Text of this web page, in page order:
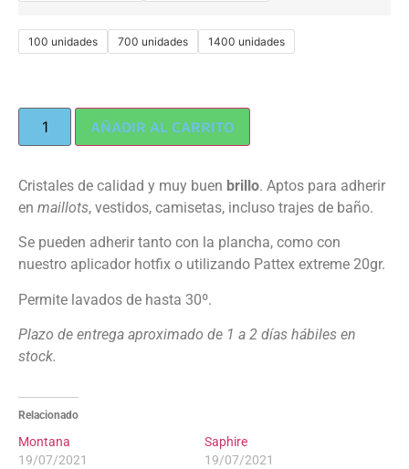
100 unidades 700 unidades 1400 unidades
AÑADIR AL CARRITO
Cristales de calidad y muy buen brillo. Aptos para adherir
en maillots, vestidos, camisetas, incluso trajes de baño.
Se pueden adherir tanto con la plancha, como con
nuestro aplicador hotfix o utilizando Pattex extreme 20gr.
Permite lavados de hasta 30º.
Plazo de entrega aproximado de 1 a 2 días hábiles en
stock.
Relacionado
Montana
19/07/2021
Saphire
19/07/2021